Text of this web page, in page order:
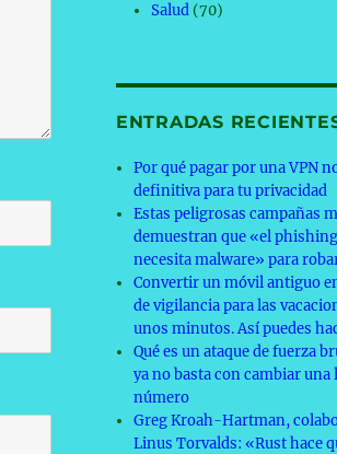
Salud (70)
ENTRADAS
Por qué pagar por una VPN
definitiva para tu privacidad
Estas peligrosas campañas
demuestran que «el
necesita malware» para
Convertir un móvil antiguo
de vigilancia para las
unos minutos. Así puedes
Qué es un ataque de fuerza
ya no basta con cambiar una
número
Greg Kroah-Hartman,
Linus Torvalds: «Rust hace